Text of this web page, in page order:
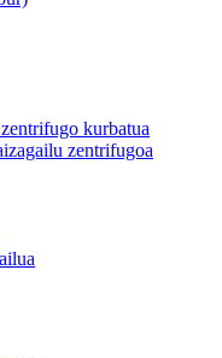
kurbatua
zentrifugoa